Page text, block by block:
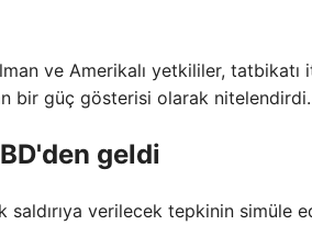
ve Amerikalı yetkililer,
bir güç gösterisi olarak nitelendirdi.
geldi
saldırıya verilecek tepkinin